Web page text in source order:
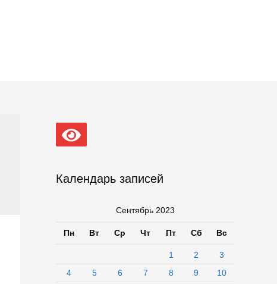
Календарь записей
Сентябрь 2023
Пн Вт Ср Чт Пт Сб Вс
1 2
3
4
5 6 7 8 9
10